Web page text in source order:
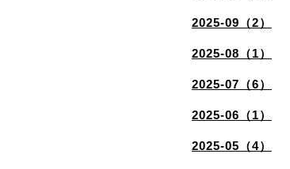
2025-09（2）
2025-08（1）
2025-07（6）
2025-06（1）
2025-05（4）